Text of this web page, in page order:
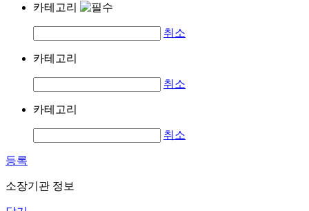
카테고리
취소
카테고리
취소
카테고리
취소
등록
소장기관 정보